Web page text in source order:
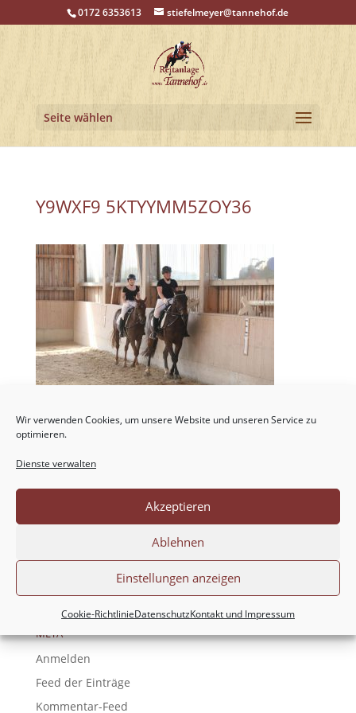
Wir verwenden Cookies, um unsere Website und unseren Service zu
optimieren.
Dienste verwalten
Akzeptieren
Ablehnen
Einstellungen anzeigen
Cookie-RichtlinieDatenschutzKontakt und Impressum
0172 6353613 stiefelmeyer@tannehof.de
Seite wählen
Y9WXF9 5KTYYMM5ZOY36
NEUESTE KOMMENTARE
Keine Kategorien
META
Anmelden
Feed der Einträge
Kommentar-Feed